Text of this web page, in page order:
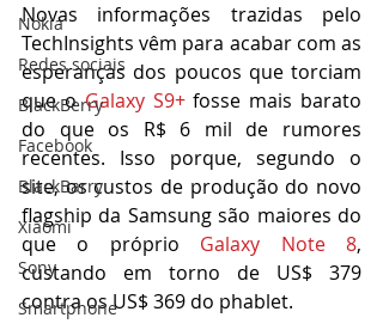
Nokia
Redes sociais
BlackBerry
Facebook
BlackBarry
Xiaomi
Sony
Smartphone
Novas informações trazidas pelo
TechInsights vêm para acabar com as
esperanças dos poucos que torciam
que o Galaxy S9+ fosse mais barato
do que os R$ 6 mil de rumores
recentes. Isso porque, segundo o
site, os custos de produção do novo
flagship da Samsung são maiores do
que o próprio Galaxy Note 8,
custando em torno de US$ 379
contra os US$ 369 do phablet.